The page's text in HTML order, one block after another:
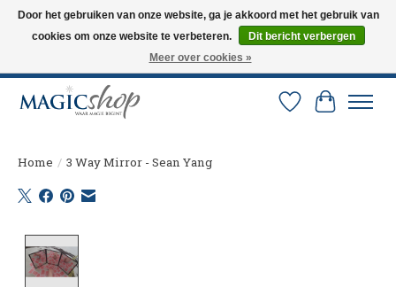
Altijd de nieuwste trucs op voorraad. Snelle verzending via PostNL en DHL.
Langskomen in onze winkel? Bel of mail om een afspraak te maken. 0251-
Verlanglijst
Home / 3 Way Mirror - Sean Yang
Door het gebruiken van onze website, ga je akkoord met het gebruik van
cookies om onze website te verbeteren.
Dit bericht verbergen
Meer over cookies »